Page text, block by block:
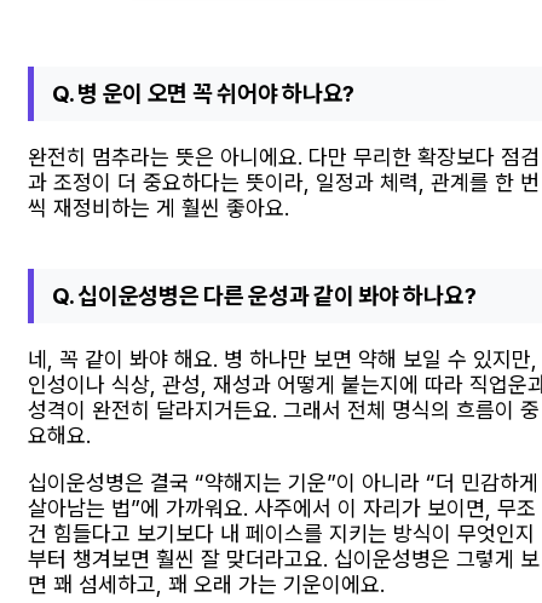
Q. 병 운이 오면 꼭 쉬어야 하나요?
완전히 멈추라는 뜻은 아니에요. 다만 무리한 확장보다 점검
과 조정이 더 중요하다는 뜻이라, 일정과 체력, 관계를 한 번
씩 재정비하는 게 훨씬 좋아요.
Q. 십이운성병은 다른 운성과 같이 봐야 하나요?
네, 꼭 같이 봐야 해요. 병 하나만 보면 약해 보일 수 있지만,
인성이나 식상, 관성, 재성과 어떻게 붙는지에 따라 직업운
성격이 완전히 달라지거든요. 그래서 전체 명식의 흐름이 중
요해요.
십이운성병은 결국 “약해지는 기운”이 아니라 “더 민감하게
살아남는 법”에 가까워요. 사주에서 이 자리가 보이면, 무조
건 힘들다고 보기보다 내 페이스를 지키는 방식이 무엇인지
부터 챙겨보면 훨씬 잘 맞더라고요. 십이운성병은 그렇게 보
면 꽤 섬세하고, 꽤 오래 가는 기운이에요.